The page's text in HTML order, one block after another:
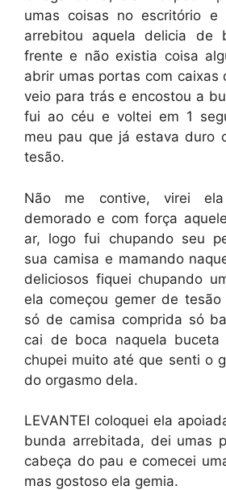
umas coisas no escritório e
arrebitou aquela delicia de
frente e não existia coisa
abrir umas portas com caixas
veio para trás e encostou a
fui ao céu e voltei em 1
meu pau que já estava duro
tesão.
Não me contive, virei
demorado e com força
ar, logo fui chupando seu
sua camisa e mamando
deliciosos fiquei chupando
ela começou gemer de
só de camisa comprida só
cai de boca naquela buceta
chupei muito até que senti o
do orgasmo dela.
LEVANTEI coloquei ela
bunda arrebitada, dei umas
cabeça do pau e comecei
mas gostoso ela gemia.